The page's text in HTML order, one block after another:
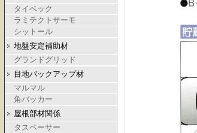
タイベック
ラミテクトサーモ
シットール
地盤安定補助材
グランドグリッド
目地バックアップ材
マルマル
角バッカー
屋根部材関係
タスペーサー